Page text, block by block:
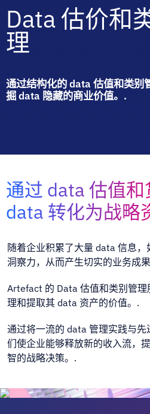
Data估价和
理
通过结构化的 data 估值和类别
掘 data 隐藏的商业价值。.
通过 data 估值
data 转化为战略
随着企业积累了大量 data 信息
洞察力，从而产生切实的业务成
Artefact 的 Data 估值和类别管
理和提取其 data 资产的价值。.
通过将一流的 data 管理实践与
们使企业能够释放新的收入流，
智的战略决策。.